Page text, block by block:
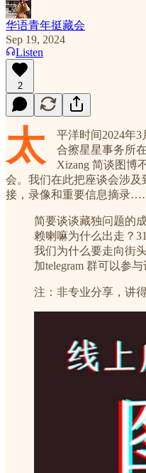
华语青年挺藏会
Sep 19, 2024
Listen
2
太
平洋时间2024年
合擦星星事务所
Xizang 简谈图博
会。我们在此把座谈会涉及
接，录像和重要信息摘录
简要谈谈藏独问题的
赖喇嘛为什么出走？
我们为什么要走向街
加telegram 群可以参
注：非专业分享，讲